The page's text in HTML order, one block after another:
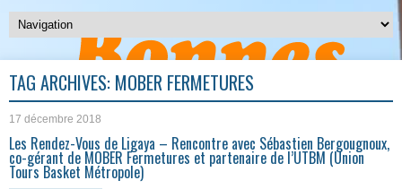
TAG ARCHIVES: MOBER FERMETURES
17 décembre 2018
Les Rendez-Vous de Ligaya – Rencontre avec Sébastien Bergougnoux,
co-gérant de MOBER Fermetures et partenaire de l’UTBM (Union
Tours Basket Métropole)